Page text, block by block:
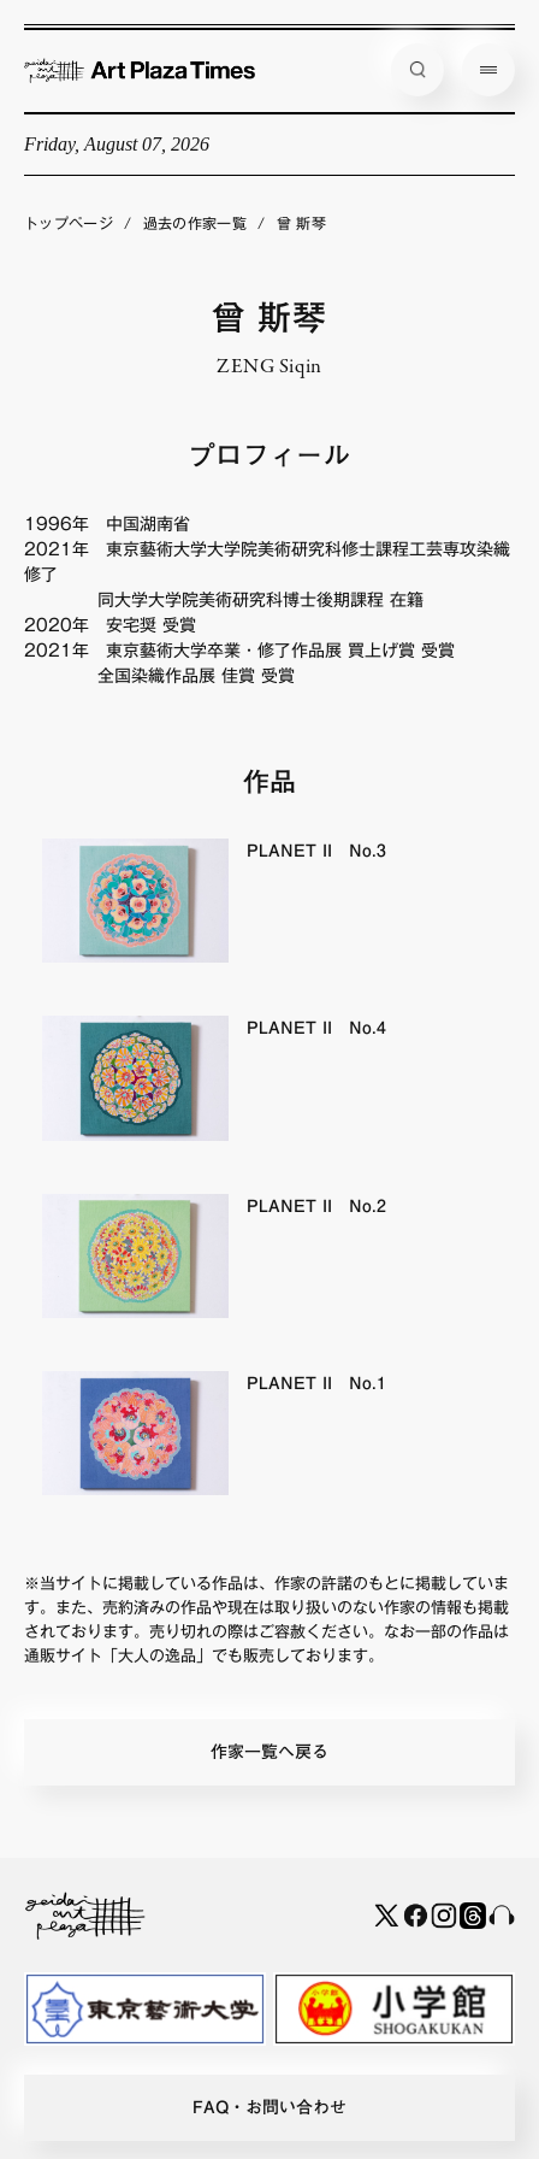
Friday, August 07, 2026
企画展情報
トップページ / 過去の作家一覧 / 曾 斯琴
曾 斯琴
ZENG Siqin
プロフィール
1996年 中国湖南省
2021年 東京藝術大学大学院美術研究科修士課程工芸専攻染織
修了
同大学大学院美術研究科博士後期課程 在籍
2020年 安宅奨 受賞
2021年 東京藝術大学卒業・修了作品展 買上げ賞 受賞
全国染織作品展 佳賞 受賞
作品
PLANET II No.3
PLANET II No.4
PLANET II No.2
PLANET II No.1
※当サイトに掲載している作品は、作家の許諾のもとに掲載していま
す。また、売約済みの作品や現在は取り扱いのない作家の情報も掲載
されております。売り切れの際はご容赦ください。なお一部の作品は
通販サイト「大人の逸品」でも販売しております。
作家一覧へ戻る
FAQ・お問い合わせ